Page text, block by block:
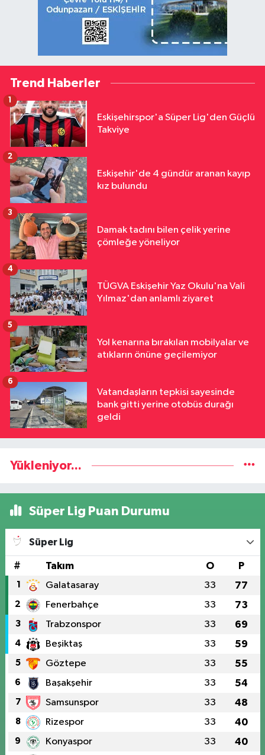
Trend Haberler
Eskişehirspor'a Süper Lig'den Güçlü
Takviye
1
Eskişehir'de 4 gündür aranan kayıp
kız bulundu
2
Damak tadını bilen çelik yerine
çömleğe yöneliyor
3
TÜGVA Eskişehir Yaz Okulu'na Vali
Yılmaz'dan anlamlı ziyaret
4
Yol kenarına bırakılan mobilyalar ve
atıkların önüne geçilemiyor
5
Vatandaşların tepkisi sayesinde
bank gitti yerine otobüs durağı
geldi
6
Yükleniyor...
Süper Lig Puan Durumu
Süper Lig
# Takım O P
1 Galatasaray 33 77
2 Fenerbahçe 33 73
3 Trabzonspor 33 69
4 Beşiktaş 33 59
5 Göztepe 33 55
6 Başakşehir 33 54
7 Samsunspor 33 48
8 Rizespor 33 40
9 Konyaspor 33 40